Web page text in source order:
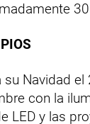
su Navidad
con la
LED y las